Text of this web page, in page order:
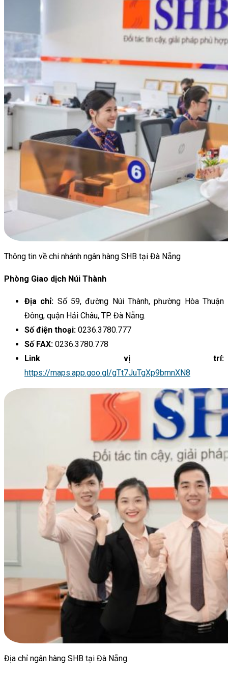
Thông tin về chi nhánh ngân hàng SHB tại Đà Nẵng
Phòng Giao dịch Núi Thành
Địa chỉ: Số 59, đường Núi Thành, phường Hòa Thuận
Đông, quận Hải Châu, TP. Đà Nẵng.
Số điện thoại: 0236.3780.777
Số FAX: 0236.3780.778
Link vị trí:
https://maps.app.goo.gl/gTt7JuTgXp9bmnXN8
Địa chỉ ngân hàng SHB tại Đà Nẵng